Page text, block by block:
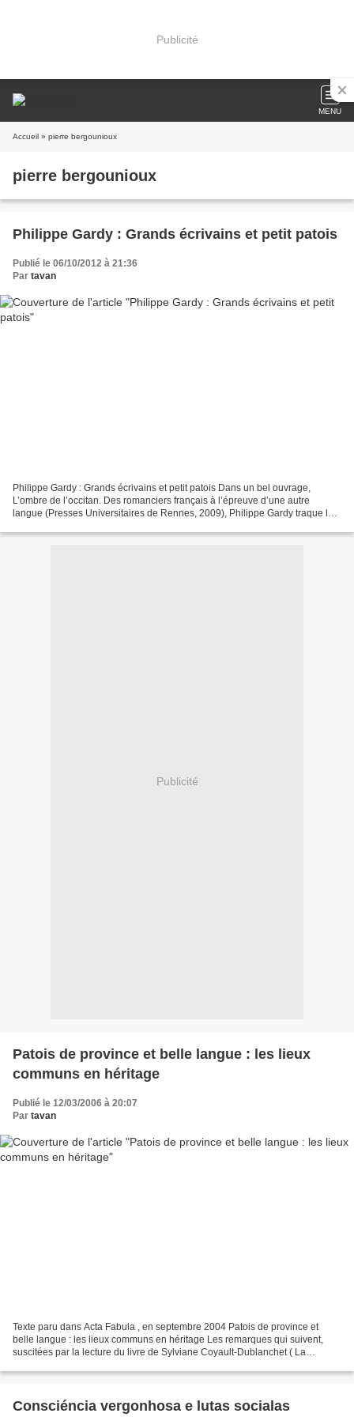
Publicité
MENU
Accueil » pierre bergounioux
pierre bergounioux
Philippe Gardy : Grands écrivains et petit patois
Publié le 06/10/2012 à 21:36
Par tavan
Philippe Gardy : Grands écrivains et petit patois Dans un bel ouvrage,
L’ombre de l’occitan. Des romanciers français à l’épreuve d’une autre
langue (Presses Universitaires de Rennes, 2009), Philippe Gardy traque la
Publicité
Patois de province et belle langue : les lieux
communs en héritage
Publié le 12/03/2006 à 20:07
Par tavan
Texte paru dans Acta Fabula , en septembre 2004 Patois de province et
belle langue : les lieux communs en héritage Les remarques qui suivent,
suscitées par la lecture du livre de Sylviane Coyault-Dublanchet ( La
Consciéncia vergonhosa e lutas socialas